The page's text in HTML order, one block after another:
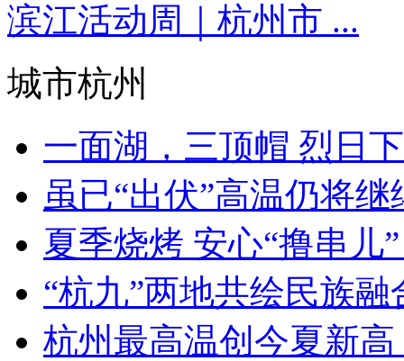
滨江活动周｜杭州市 ...
城市杭州
一面湖，三顶帽 烈日
虽已“出伏”高温仍将继
夏季烧烤 安心“撸串儿
“杭九”两地共绘民族融
杭州最高温创今夏新